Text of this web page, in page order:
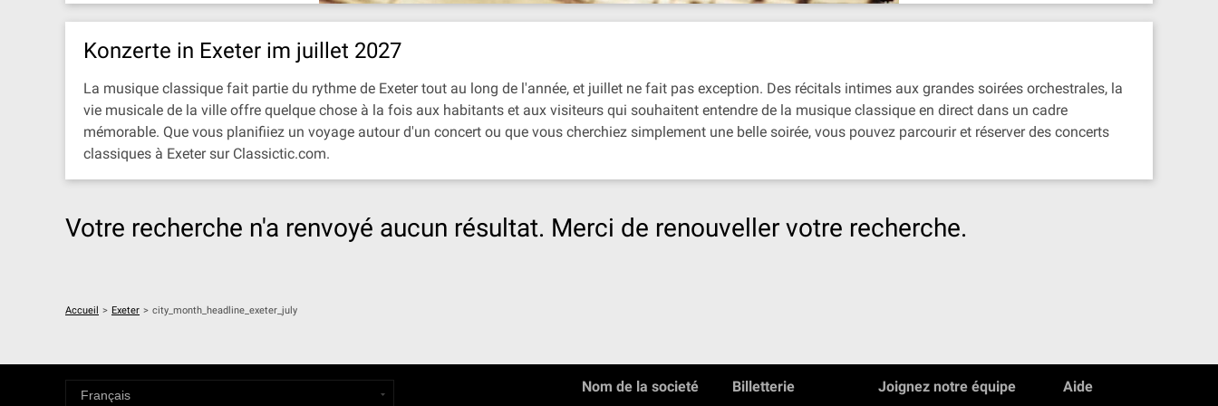
Konzerte in Exeter im juillet 2027
La musique classique fait partie du rythme de Exeter tout au long de l'année, et juillet ne fait pas exception. Des récitals intimes aux grandes soirées orchestrales, la
vie musicale de la ville offre quelque chose à la fois aux habitants et aux visiteurs qui souhaitent entendre de la musique classique en direct dans un cadre
mémorable. Que vous planifiiez un voyage autour d'un concert ou que vous cherchiez simplement une belle soirée, vous pouvez parcourir et réserver des concerts
classiques à Exeter sur Classictic.com.
Votre recherche n'a renvoyé aucun résultat. Merci de renouveller votre recherche.
Accueil > Exeter > city_month_headline_exeter_july
Nom de la societé Billetterie Joignez notre équipe Aide